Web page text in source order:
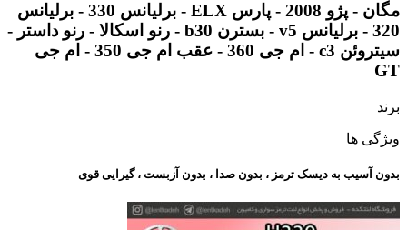
مگان - پژو 2008 - پارس ELX - برلیانس 330 - برلیانس
320 - برلیانس v5 - بسترن b30 - رنو اسکالا - رنو داستر -
سیتروئن c3 - ام جی 360 - عقب ام جی 350 - ام جی
GT
برند
ویژگی ها
بدون آسیب به دیسک ترمز ، بدون صدا ، بدون آزبست ، گیرایی قوی​